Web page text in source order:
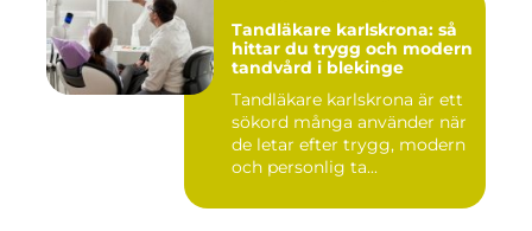
Tandläkare karlskrona: så
hittar du trygg och modern
tandvård i blekinge
Tandläkare karlskrona är ett
sökord många använder när
de letar efter trygg, modern
och personlig ta...